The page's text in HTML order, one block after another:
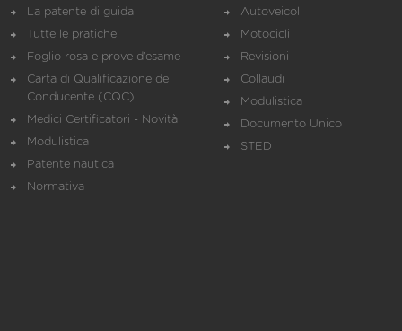
La patente di guida
Tutte le pratiche
Foglio rosa e prove d’esame
Carta di Qualificazione del
Conducente (CQC)
Medici Certificatori - Novità
Modulistica
Patente nautica
Normativa
Autoveicoli
Motocicli
Revisioni
Collaudi
Modulistica
Documento Unico
STED